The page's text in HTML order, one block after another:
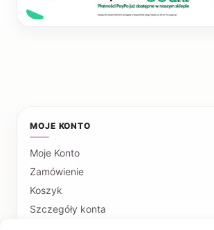
MOJE KONTO
Moje Konto
Zamówienie
Koszyk
Szczegóły konta